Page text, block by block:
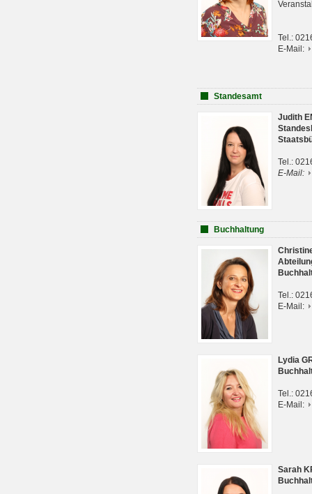
Tel.:
E-Mail:
Standesamt
Judith
Tel.:
E-Mail:
Buchhaltung
Tel.:
E-Mail:
Lydia
Tel.:
E-Mail:
Sarah